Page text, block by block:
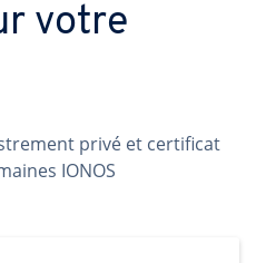
votre
privé et certificat
IONOS